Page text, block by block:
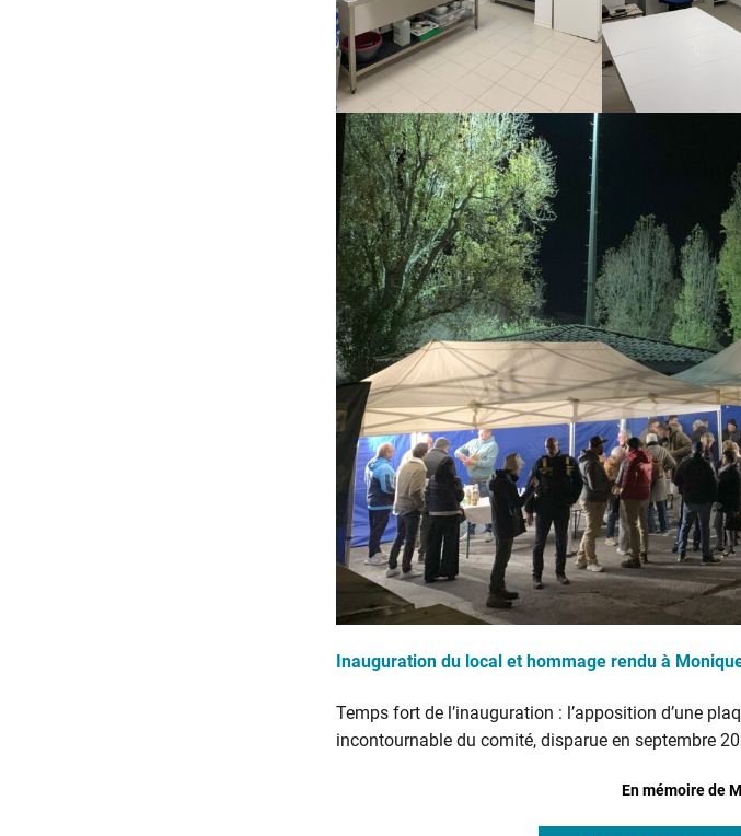
Inauguration du local et hommage rendu à
Temps fort de l’inauguration : l’apposition d’une
incontournable du comité, disparue en septembre
En mémoire de